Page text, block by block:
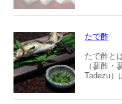
たで酢
たで酢と
（蓼酢・
Tadezu）